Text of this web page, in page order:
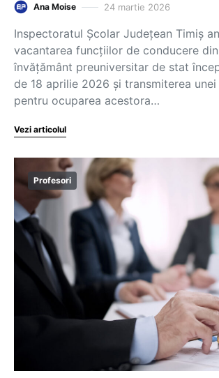
Ana Moise 24 martie 2026
Inspectoratul Școlar Județean Timiș
vacantarea funcțiilor de conducere
învățământ preuniversitar de stat
de 18 aprilie 2026 și transmiterea
pentru ocuparea acestora…
Vezi articolul
Profesori